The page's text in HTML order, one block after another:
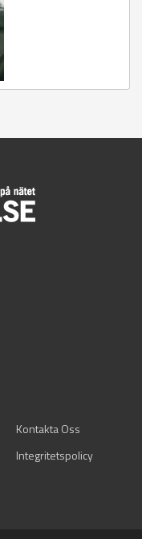
Kontakta Oss
Integritetspolicy